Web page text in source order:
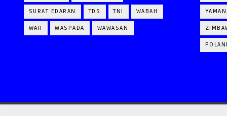
SURAT EDARAN TDS TNI WABAH
WAR WASPADA WAWASAN
YAMAN